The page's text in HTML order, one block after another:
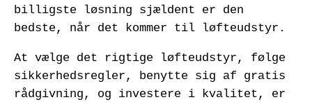
billigste løsning sjældent er den
bedste, når det kommer til løfteudstyr.
At vælge det rigtige løfteudstyr, følge
sikkerhedsregler, benytte sig af gratis
rådgivning, og investere i kvalitet, er